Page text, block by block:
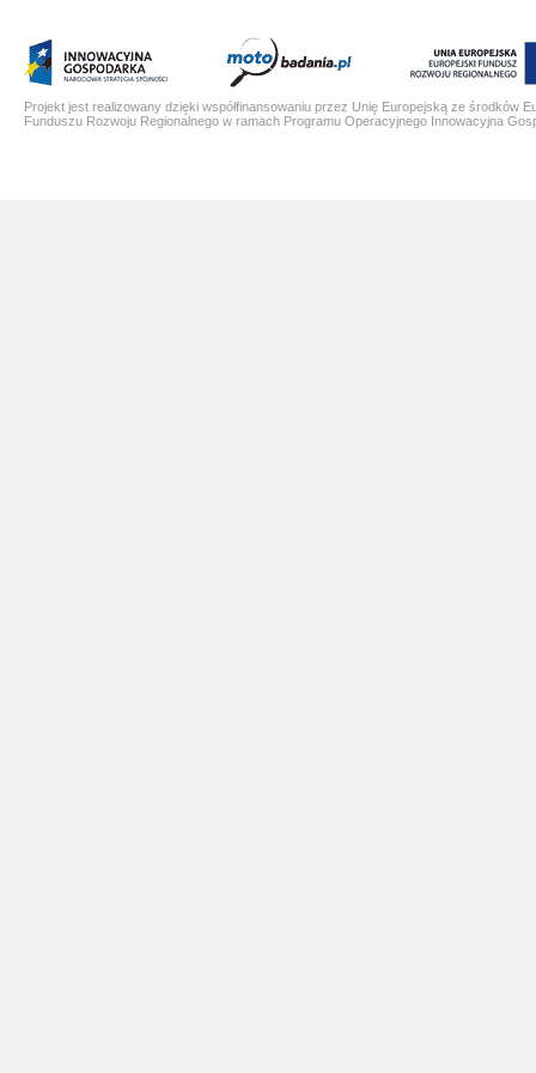
Projekt jest realizowany dzięki współfinansowaniu przez Unię Europejską ze środków
Funduszu Rozwoju Regionalnego w ramach Programu Operacyjnego Innowacyjna